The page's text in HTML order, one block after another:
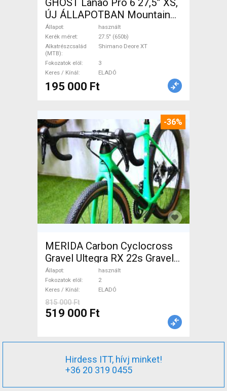
GHOST Lanao Pro 6 27,5” XS,
ÚJ ÁLLAPOTBAN Mountain
Bike 27.5" (650b) merev
Shimano Deore XT használt
ELADÓ
Állapot
használt
Kerék méret
27.5" (650b)
Alkatrészcsalád
(MTB)
Shimano Deore XT
Fokozatok elöl
3
Keres / Kínál
ELADÓ
195 000 Ft
-36%
MERIDA Carbon Cyclocross
Gravel Ultegra RX 22s Gravel /
CX tárcsafék használt ELADÓ
Állapot
használt
Fokozatok elöl
2
Keres / Kínál
ELADÓ
815 000 Ft
519 000 Ft
Hirdess ITT, hívj minket!
+36 20 319 0455